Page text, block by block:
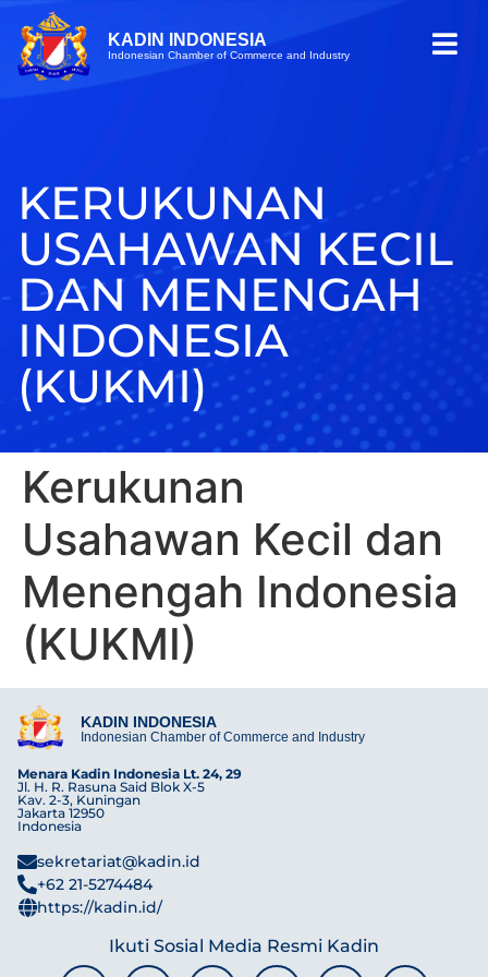
KADIN INDONESIA
Indonesian Chamber of Commerce and Industry
KERUKUNAN
USAHAWAN KECIL
DAN MENENGAH
INDONESIA
(KUKMI)
Kerukunan
Usahawan Kecil dan
Menengah Indonesia
(KUKMI)
KADIN INDONESIA
Indonesian Chamber of Commerce and Industry
Menara Kadin Indonesia Lt. 24, 29
Jl. H. R. Rasuna Said Blok X-5
Kav. 2-3, Kuningan
Jakarta 12950
Indonesia
sekretariat@kadin.id
+62 21-5274484
https://kadin.id/
Ikuti Sosial Media Resmi Kadin